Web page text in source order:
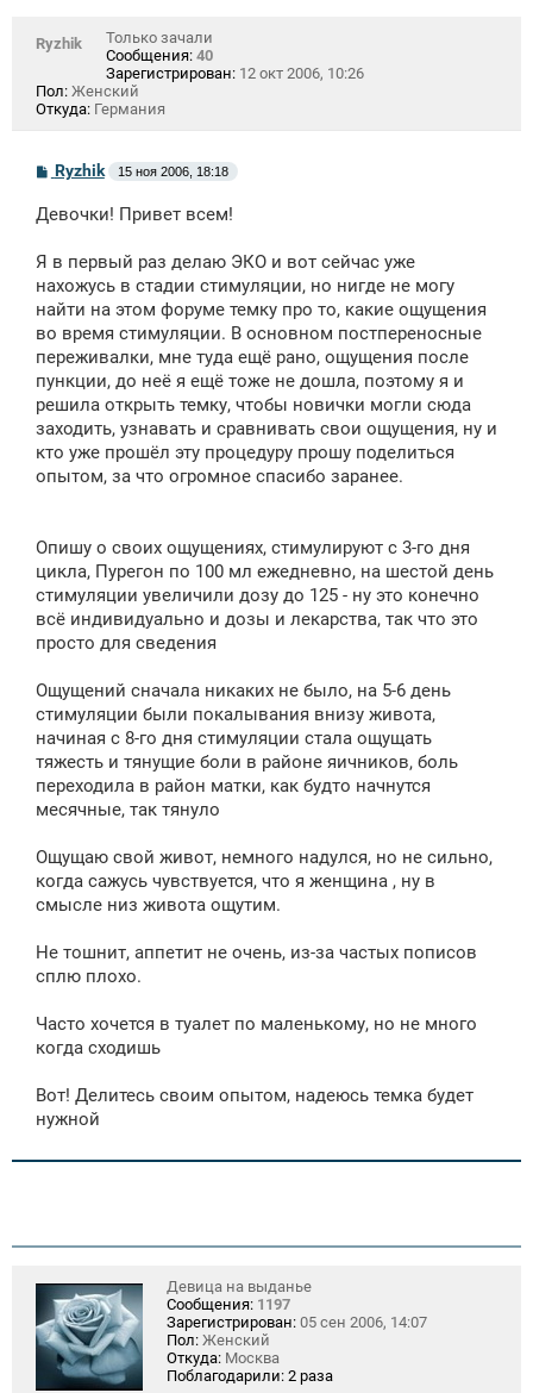
Ryzhik
Только зачали
Сообщения: 40
Зарегистрирован: 12 окт 2006, 10:26
Пол: Женский
Откуда: Германия
С
б
н
и
Ryzhik 15 ноя 2006, 18:18
Девочки! Привет всем!
Я в первый раз делаю ЭКО и вот сейчас уже
нахожусь в стадии стимуляции, но нигде не могу
найти на этом форуме темку про то, какие ощущения
во время стимуляции. В основном постпереносные
переживалки, мне туда ещё рано, ощущения после
пункции, до неё я ещё тоже не дошла, поэтому я и
решила открыть темку, чтобы новички могли сюда
заходить, узнавать и сравнивать свои ощущения, ну и
кто уже прошёл эту процедуру прошу поделиться
опытом, за что огромное спасибо заранее.
Опишу о своих ощущениях, стимулируют с 3-го дня
цикла, Пурегон по 100 мл ежедневно, на шестой день
стимуляции увеличили дозу до 125 - ну это конечно
всё индивидуально и дозы и лекарства, так что это
просто для сведения
Ощущений сначала никаких не было, на 5-6 день
стимуляции были покалывания внизу живота,
начиная с 8-го дня стимуляции стала ощущать
тяжесть и тянущие боли в районе яичников, боль
переходила в район матки, как будто начнутся
месячные, так тянуло
Ощущаю свой живот, немного надулся, но не сильно,
когда сажусь чувствуется, что я женщина , ну в
смысле низ живота ощутим.
Не тошнит, аппетит не очень, из-за частых пописов
сплю плохо.
Часто хочется в туалет по маленькому, но не много
когда сходишь
Вот! Делитесь своим опытом, надеюсь темка будет
нужной
Девица на выданье
Сообщения: 1197
Зарегистрирован: 05 сен 2006, 14:07
Пол: Женский
Откуда: Москва
Поблагодарили: 2 раза